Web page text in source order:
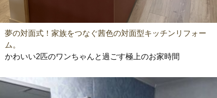
夢の対面式！家族をつなぐ茜色の対面型キッチンリフォー
ム。
かわいい2匹のワンちゃんと過ごす極上のお家時間